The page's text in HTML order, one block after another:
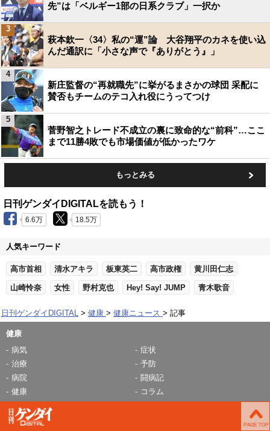
先”は「ベルギー1部の日系クラブ」一択か
萩本欽一〈34〉私の“運”論 大谷翔平のカネを使い込
んだ通訳に「小さな声で『ありがとう』」
3
新庄監督の“再就職先”に挙がるまさかの球団 采配に
賛否もチームのテコ入れ役にうってつけ
4
菅野智之トレード不成立の裏に致命的な“前科”…ここ
まで11勝4敗でも市場価値が低かったワケ
5
もっとみる
日刊ゲンダイDIGITALを読もう！
6.6万 18.5万
人気キーワード
高市首相 清水アキラ 板東英二 高市政権 黄川田仁志
山崎怜奈 女性 野村克也 Hey! Say! JUMP 青木歌音
日刊ゲンダイDIGITAL 健康 健康ニュース 記事
健康
病気
症状
治療
予防
病院
闘病記
健康
コラム